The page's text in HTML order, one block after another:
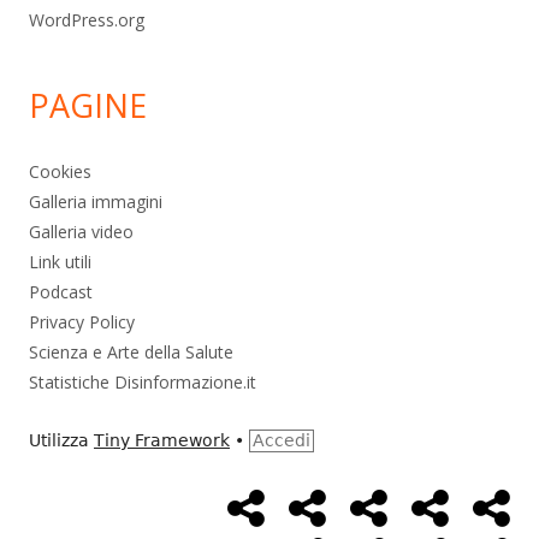
WordPress.org
PAGINE
Cookies
Galleria immagini
Galleria video
Link utili
Podcast
Privacy Policy
Scienza e Arte della Salute
Statistiche Disinformazione.it
Utilizza Tiny Framework • Accedi
MenùHome
Page
Alimentazione
AmbienteBambini